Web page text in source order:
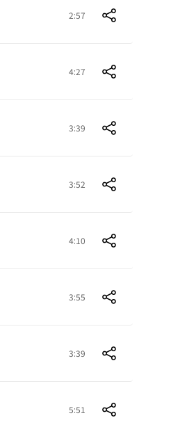
2:57
4:27
3:39
3:52
4:10
3:55
3:39
5:51